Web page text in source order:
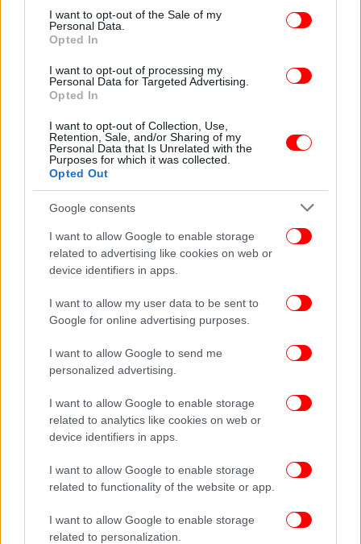
consent section.
I want to opt-out of the Sale of my
Personal Data.
Opted In
I want to opt-out of processing my
Personal Data for Targeted Advertising.
Opted In
I want to opt-out of Collection, Use,
Retention, Sale, and/or Sharing of my
Personal Data that Is Unrelated with the
Purposes for which it was collected.
Opted Out
Google consents
I want to allow Google to enable storage
related to advertising like cookies on web or
device identifiers in apps.
I want to allow my user data to be sent to
Google for online advertising purposes.
I want to allow Google to send me
personalized advertising.
I want to allow Google to enable storage
related to analytics like cookies on web or
device identifiers in apps.
I want to allow Google to enable storage
related to functionality of the website or app.
I want to allow Google to enable storage
related to personalization.
15.000 ευρώ στις 04/10/2023
8.000 ευρώ στις 27/10/2023
Σε μια περίοδο που τα υπουργεία αγοράζουν δύο
χαλιά με τίμημα 17.980 ευρώ, ο ΣΥΡΙΖΑ ξόδεψε για
τις δημοτικές εκλογές του δήμου της Αθήνας
33.000 ευρώ.
και ιδιαίτερα του Δήμου Αθηναίων, αντιλαμβάνεται
ότι για μια τέτοια καμπάνια αποτελεί το minimum
των δαπανών που μπορεί να κάνει ένας πολιτικός
φορέας για να οργανώσει εκδηλώσεις και να
εκτυπώσει προεκλογικό υλικό.